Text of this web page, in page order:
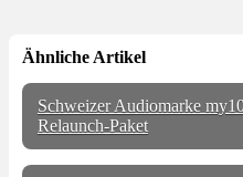
Ähnliche Artikel
Schweizer Audiomarke
Relaunch-Paket